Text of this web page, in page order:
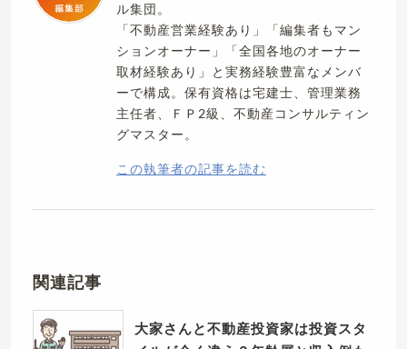
ル集団。
「不動産営業経験あり」「編集者もマン
ションオーナー」「全国各地のオーナー
取材経験あり」と実務経験豊富なメンバ
ーで構成。保有資格は宅建士、管理業務
主任者、ＦＰ2級、不動産コンサルティン
グマスター。
この執筆者の記事を読む
関連記事
大家さんと不動産投資家は投資スタ